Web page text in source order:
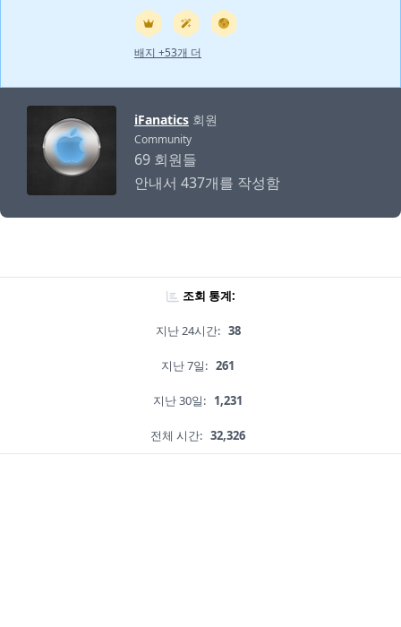
배지 +53개 더
iFanatics 회원
Community
69 회원들
안내서 437개를 작성함
조회 통계:
지난 24시간: 38
지난 7일: 261
지난 30일: 1,231
전체 시간: 32,326